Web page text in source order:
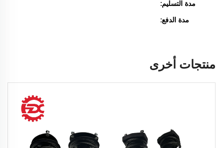
مدة التسليم:
مدة الدفع:
منتجات أخرى